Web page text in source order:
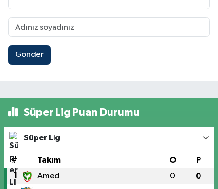
Gönder
Süper Lig Puan Durumu
Süper Lig
# Takım O P
1 Amed 0 0